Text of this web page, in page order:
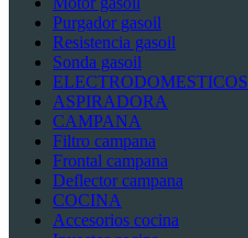
Purgador gasoil
Resistencia gasoil
Sonda gasoil
ELECTRODOMESTICOS
ASPIRADORA
CAMPANA
Filtro campana
Frontal campana
Deflector campana
COCINA
Accesorios cocina